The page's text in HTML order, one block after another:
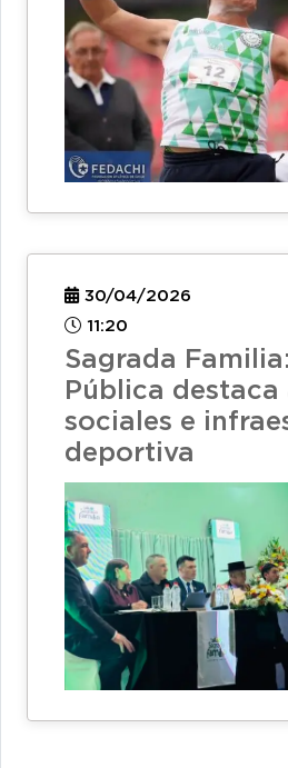
30/04/2026
11:20
Sagrada
Pública destaca
sociales e
deportiva